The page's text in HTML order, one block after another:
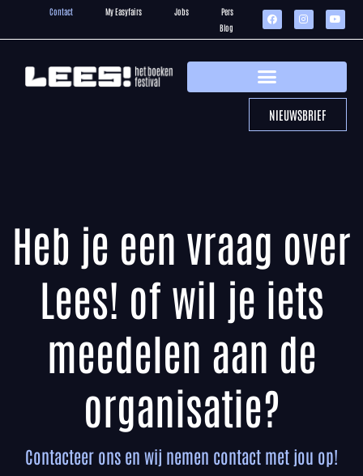
Contact My Easyfairs Jobs
Pers
Blog
NIEUWSBRIEF
Heb je een vraag over
Lees! of wil je iets
meedelen aan de
organisatie?
Contacteer ons en wij nemen contact met jou op!